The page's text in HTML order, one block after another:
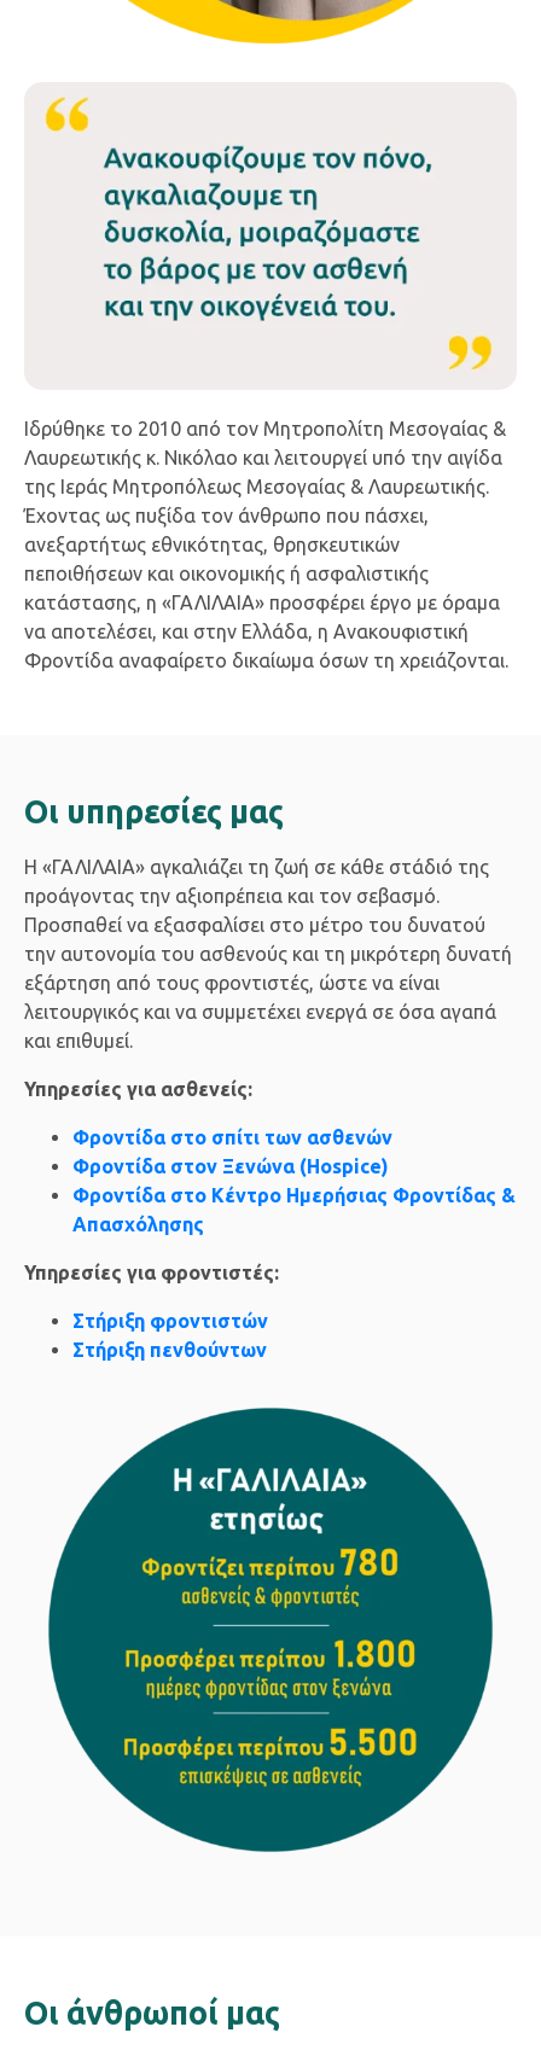
Ιδρύθηκε το 2010 από τον Μητροπολίτη Μεσογαίας &
Λαυρεωτικής κ. Νικόλαο και λειτουργεί υπό την αιγίδα
της Ιεράς Μητροπόλεως Μεσογαίας & Λαυρεωτικής.
Έχοντας ως πυξίδα τον άνθρωπο που πάσχει,
ανεξαρτήτως εθνικότητας, θρησκευτικών
πεποιθήσεων και οικονομικής ή ασφαλιστικής
κατάστασης, η «ΓΑΛΙΛΑΙΑ» προσφέρει έργο με όραμα
να αποτελέσει, και στην Ελλάδα, η Ανακουφιστική
Φροντίδα αναφαίρετο δικαίωμα όσων τη χρειάζονται.
Οι υπηρεσίες μας
Η «ΓΑΛΙΛΑΙΑ» αγκαλιάζει τη ζωή σε κάθε στάδιό της
προάγοντας την αξιοπρέπεια και τον σεβασμό.
Προσπαθεί να εξασφαλίσει στο μέτρο του δυνατού
την αυτονομία του ασθενούς και τη μικρότερη δυνατή
εξάρτηση από τους φροντιστές, ώστε να είναι
λειτουργικός και να συμμετέχει ενεργά σε όσα αγαπά
και επιθυμεί.
Υπηρεσίες για ασθενείς:
Φροντίδα στο σπίτι των ασθενών
Φροντίδα στον Ξενώνα (Hospice)
Φροντίδα στο Κέντρο Ημερήσιας Φροντίδας &
Απασχόλησης
Υπηρεσίες για φροντιστές:
Στήριξη φροντιστών
Στήριξη πενθούντων
Oι άνθρωποί μας